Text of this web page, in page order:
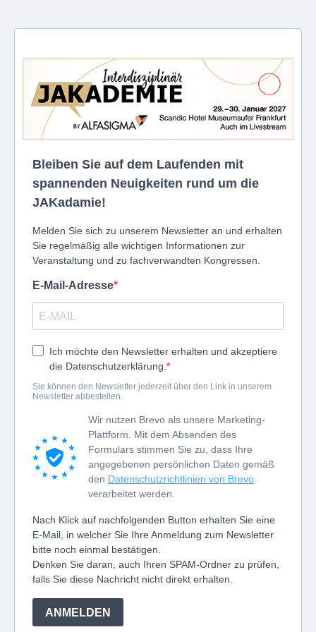
Bleiben Sie auf dem Laufenden mit
spannenden Neuigkeiten rund um die
JAKadamie!
Melden Sie sich zu unserem Newsletter an und erhalten
Sie regelmäßig alle wichtigen Informationen zur
Veranstaltung und zu fachverwandten Kongressen.
E-Mail-Adresse
Ich möchte den Newsletter erhalten und akzeptiere
die Datenschutzerklärung.
Sie können den Newsletter jederzeit über den Link in unserem
Newsletter abbestellen.
Wir nutzen Brevo als unsere Marketing-
Plattform. Mit dem Absenden des
Formulars stimmen Sie zu, dass Ihre
angegebenen persönlichen Daten gemäß
den Datenschutzrichtlinien von Brevo
verarbeitet werden.
Nach Klick auf nachfolgenden Button erhalten Sie eine
E-Mail, in welcher Sie Ihre Anmeldung zum Newsletter
bitte noch einmal bestätigen.
Denken Sie daran, auch Ihren SPAM-Ordner zu prüfen,
falls Sie diese Nachricht nicht direkt erhalten.
ANMELDEN